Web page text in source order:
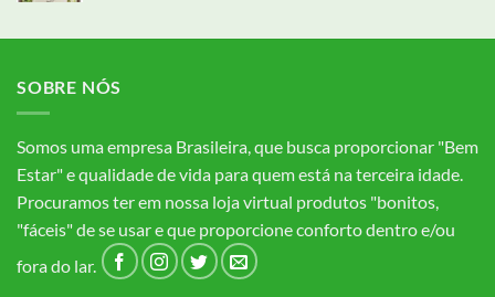
SOBRE NÓS
Somos uma empresa Brasileira, que busca proporcionar "Bem
Estar" e qualidade de vida para quem está na terceira idade.
Procuramos ter em nossa loja virtual produtos "bonitos,
"fáceis" de se usar e que proporcione conforto dentro e/ou
fora do lar.